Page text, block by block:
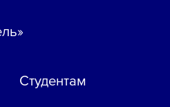
Студентам